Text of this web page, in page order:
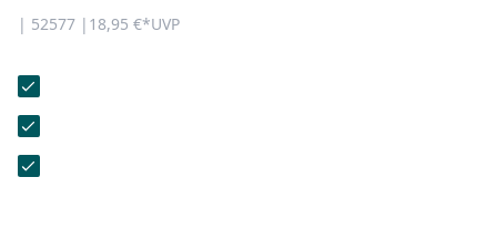
| 52577 | 18,95 €*UVP